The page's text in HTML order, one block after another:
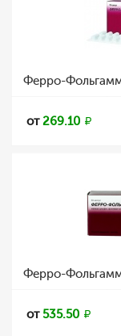
Ферро-
от269.10
Ферро-
от535.50